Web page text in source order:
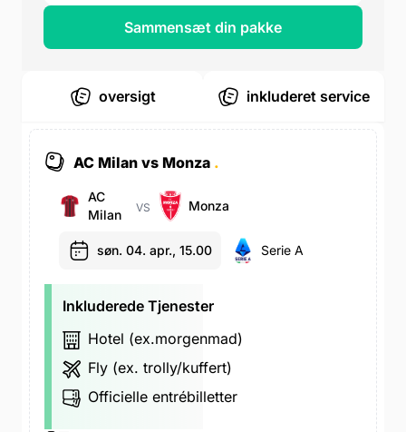
oversigt inkluderet service
AC Milan vs Monza .
AC
Milan
VS Monza
søn. 04. apr., 15.00 Serie A
Inkluderede Tjenester
Hotel (ex.morgenmad)
Fly (ex. trolly/kuffert)
Officielle entrébilletter
Sammensæt din pakke